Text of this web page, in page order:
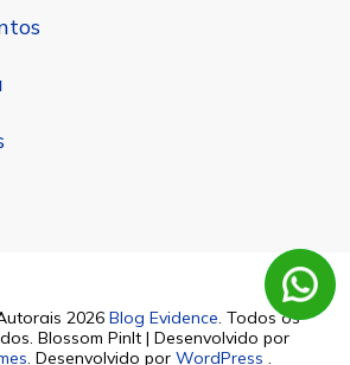
2026 Blog Evidence. Todos os
Blossom PinIt | Desenvolvido por
. Desenvolvido por WordPress .